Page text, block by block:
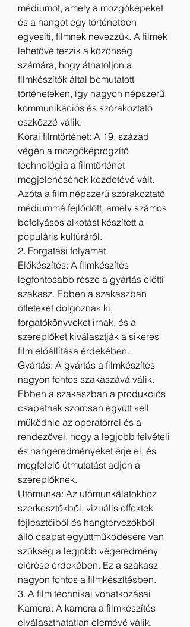
médiumot, amely a mozgóképeket
és a hangot egy történetben
egyesíti, filmnek nevezzük. A filmek
lehetővé teszik a közönség
számára, hogy áthatoljon a
filmkészítők által bemutatott
történeteken, így nagyon népszerű
kommunikációs és szórakoztató
eszközzé válik.
Korai filmtörténet: A 19. század
végén a mozgóképrögzítő
technológia a filmtörténet
megjelenésének kezdetévé vált.
Azóta a film népszerű szórakoztató
médiummá fejlődött, amely számos
befolyásos alkotást készített a
populáris kultúráról.
2. Forgatási folyamat
Előkészítés: A filmkészítés
legfontosabb része a gyártás előtti
szakasz. Ebben a szakaszban
ötleteket dolgoznak ki,
forgatókönyveket írnak, és a
szereplőket kiválasztják a sikeres
film előállítása érdekében.
Gyártás: A gyártás a filmkészítés
nagyon fontos szakaszává válik.
Ebben a szakaszban a produkciós
csapatnak szorosan együtt kell
működnie az operatőrrel és a
rendezővel, hogy a legjobb felvételi
és hangeredményeket érje el, és
megfelelő útmutatást adjon a
szereplőknek.
Utómunka: Az utómunkálatokhoz
szerkesztőkből, vizuális effektek
fejlesztőiből és hangtervezőkből
álló csapat együttműködésére van
szükség a legjobb végeredmény
elérése érdekében. Ez a szakasz
nagyon fontos a filmkészítésben.
3. A film technikai vonatkozásai
Kamera: A kamera a filmkészítés
elválaszthatatlan elemévé válik.